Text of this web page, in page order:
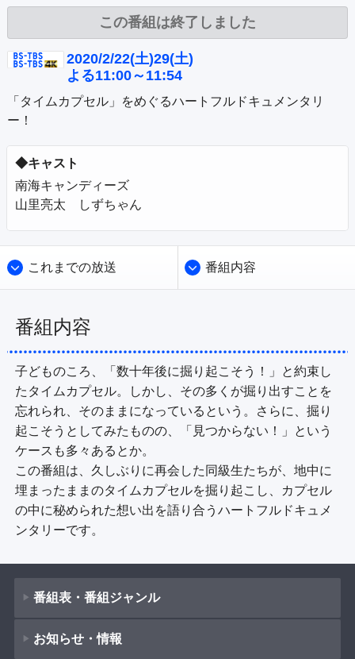
この番組は終了しました
2020/2/22(土)29(土)
よる11:00～11:54
「タイムカプセル」をめぐるハートフルドキュメンタリ
ー！
◆キャスト
南海キャンディーズ
山里亮太　しずちゃん
これまでの放送 番組内容
番組内容
子どものころ、「数十年後に掘り起こそう！」と約束し
たタイムカプセル。しかし、その多くが掘り出すことを
忘れられ、そのままになっているという。さらに、掘り
起こそうとしてみたものの、「見つからない！」という
ケースも多々あるとか。
この番組は、久しぶりに再会した同級生たちが、地中に
埋まったままのタイムカプセルを掘り起こし、カプセル
の中に秘められた想い出を語り合うハートフルドキュメ
ンタリーです。
番組表・番組ジャンル
番組表
お知らせ・情報